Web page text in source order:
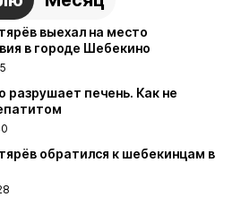
выехал на место
в городе Шебекино
разрушает печень. Как не
обратился к шебекинцам в